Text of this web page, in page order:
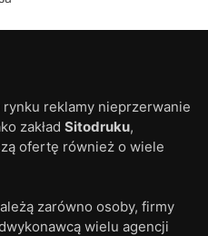
rynku reklamy nieprzerwanie
zakład Sitodruku,
ofertę również o wiele
zarówno osoby, firmy
wielu agencji